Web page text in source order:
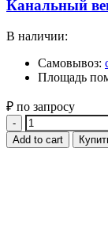
Канальный
В наличии:
Самовывоз:
Площадь
₽ по запросу
Quantity
Add to cart